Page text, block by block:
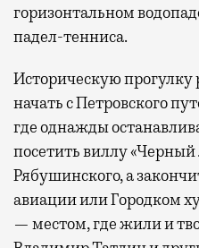
горизонтальном
падел-тенниса.
Историческую прогулку
начать с Петровского
гдеоднажды
посетить виллу
Рябушинского, а
авиации или Городком
— местом, где жили и